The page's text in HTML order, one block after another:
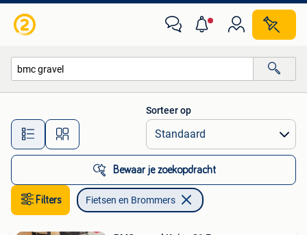
Alle afstanden…
Sorteer op
Bewaar je zoekopdracht
Filters Fietsen en Brommers